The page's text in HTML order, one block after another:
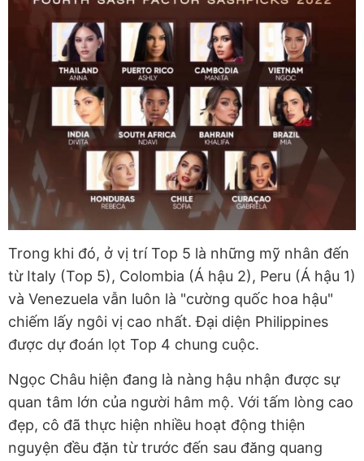
Trong khi đó, ở vị trí Top 5 là những mỹ nhân đến
từ Italy (Top 5), Colombia (Á hậu 2), Peru (Á hậu 1)
và Venezuela vẫn luôn là "cường quốc hoa hậu"
chiếm lấy ngôi vị cao nhất. Đại diện Philippines
được dự đoán lọt Top 4 chung cuộc.
Ngọc Châu hiện đang là nàng hậu nhận được sự
quan tâm lớn của người hâm mộ. Với tấm lòng cao
đẹp, cô đã thực hiện nhiều hoạt động thiện
nguyện đều đặn từ trước đến sau đăng quang